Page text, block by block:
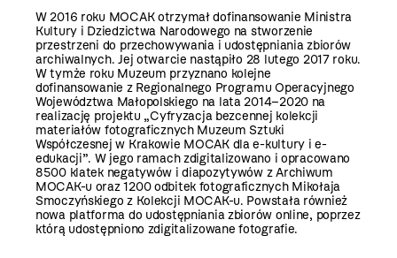
W 2016 roku MOCAK otrzymał dofinansowanie Ministra
Kultury i Dziedzictwa Narodowego na stworzenie
przestrzeni do przechowywania i udostępniania zbiorów
archiwalnych. Jej otwarcie nastąpiło 28 lutego 2017 roku.
W tymże roku Muzeum przyznano kolejne
dofinansowanie z Regionalnego Programu Operacyjnego
Województwa Małopolskiego na lata 2014–2020 na
realizację projektu „Cyfryzacja bezcennej kolekcji
materiałów fotograficznych Muzeum Sztuki
Współczesnej w Krakowie MOCAK dla e-kultury i e-
edukacji”. W jego ramach zdigitalizowano i opracowano
8500 klatek negatywów i diapozytywów z Archiwum
MOCAK-u oraz 1200 odbitek fotograficznych Mikołaja
Smoczyńskiego z Kolekcji MOCAK-u. Powstała również
nowa platforma do udostępniania zbiorów online, poprzez
którą udostępniono zdigitalizowane fotografie.